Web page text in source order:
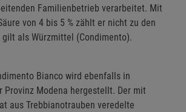
Familienbetrieb verarbeitet. Mit
von 4 bis 5 % zählt er nicht zu den
gilt als Würzmittel (Condimento).
Bianco wird ebenfalls in
Provinz Modena hergestellt. Der mit
aus Trebbianotrauben veredelte